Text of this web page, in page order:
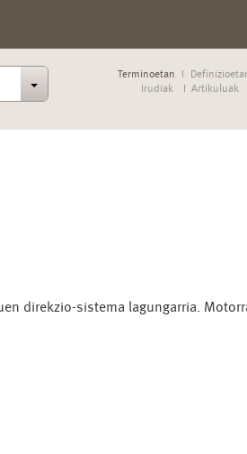
Terminoetan
Irudiak
Artikuluak
direkzio-sistema lagungarria.